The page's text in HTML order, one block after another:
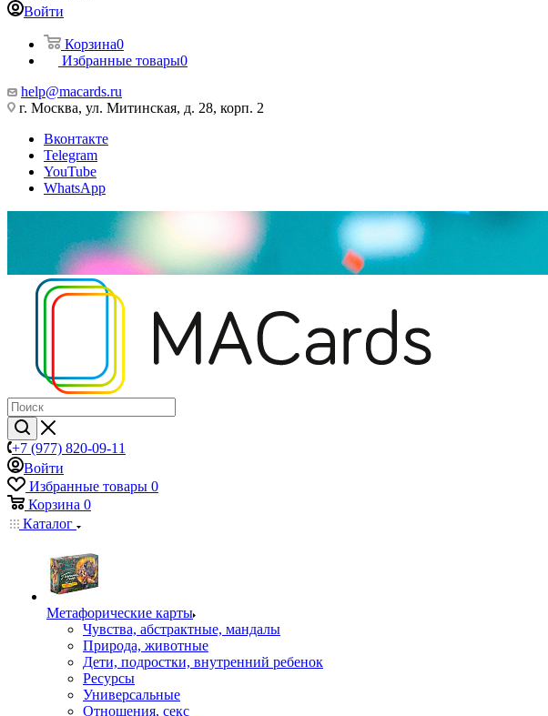
Войти
Корзина0
Избранные товары0
help@macards.ru
г. Москва, ул. Митинская, д. 28, корп. 2
Вконтакте
Telegram
YouTube
WhatsApp
+7 (977) 820-09-11
Войти
Избранные товары 0
Корзина 0
Каталог
Mетафорические карты
Чувства, абстрактные, мандалы
Природа, животные
Дети, подростки, внутренний ребенок
Ресурсы
Универсальные
Отношения, секс